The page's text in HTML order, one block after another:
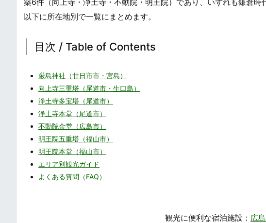
築6件（向上寺・浄土寺・不動院・明王院）であり、いずれも鎌倉時
以下に所在地別で一覧にまとめます。
目次 / Table of Contents
厳島神社（廿日市市・宮島）
向上寺三重塔（尾道市・生口島）
浄土寺多宝塔（尾道市）
浄土寺本堂（尾道市）
不動院金堂（広島市）
明王院五重塔（福山市）
明王院本堂（福山市）
エリア別観光ガイド
よくある質問（FAQ）
観光に便利な宿泊施設： 広